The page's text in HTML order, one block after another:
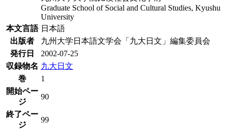
Graduate School of Social and Cultural Studies, Kyushu
University
本文言語 日本語
出版者
九州大学日本語文学会「九大日文」編集委員会
発行日
2002-07-25
収録物名 九大日文
巻
1
開始ペー
ジ
90
終了ペー
ジ
99